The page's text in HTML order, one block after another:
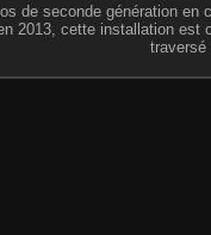
de seconde génération
2013, cette installation
traversé